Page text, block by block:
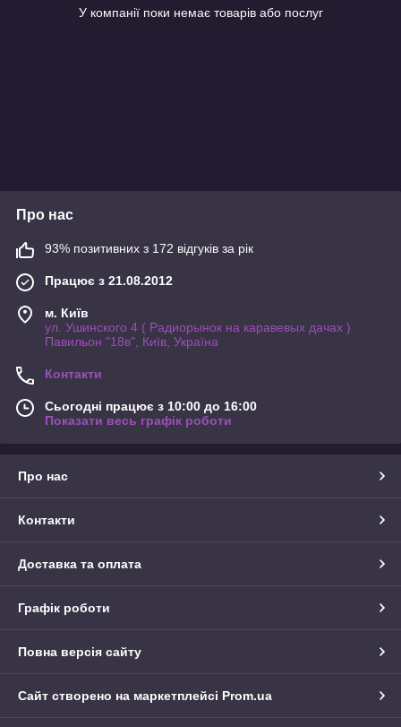
У компанії поки немає товарів або послуг
Про нас
93% позитивних з 172 відгуків за рік
Працює з 21.08.2012
м. Київ
ул. Ушинского 4 ( Радиорынок на каравевых дачах )
Павильон "18в", Київ, Україна
Контакти
Сьогодні працює з 10:00 до 16:00
Показати весь графік роботи
Про нас
Контакти
Доставка та оплата
Графік роботи
Повна версія сайту
Сайт створено на маркетплейсі Prom.ua